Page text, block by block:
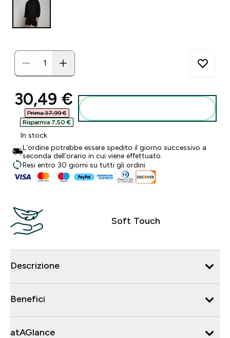
discounted price
30,49 €‎
Prima 37,99 €‎
Risparmia 7,50 €‎
In stock
L’ordine potrebbe essere spedito il giorno successivo a
seconda dell’orario in cui viene effettuato.
Resi entro 30 giorni su tutti gli ordini
Soft Touch
Descrizione
Benefici
atAGlance